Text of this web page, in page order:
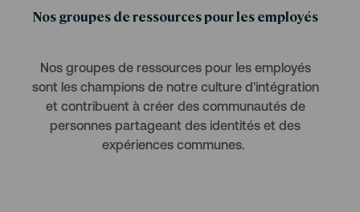
Nos groupes de ressources pour les employés
Nos groupes de ressources pour les employés
sont les champions de notre culture d'intégration
et contribuent à créer des communautés de
personnes partageant des identités et des
expériences communes.